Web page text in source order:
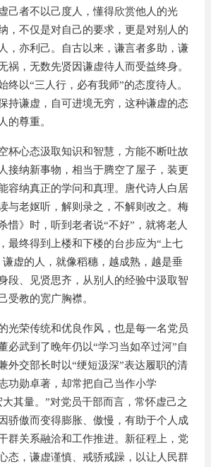
己者不以己度人，懂得欣赏他人的光
，不仅是对自己的要求，更是对别人的
，亦利己。自古以来，谦言者多助，谦
祸，无数先贤因谦虚待人而受益终身。
终以“三人行，必有我师”的态度待人。
持谦虚，自可进境无穷，这种谦虚的态
的尊重。
杯心态汲取知识和智慧，方能不断吐故
接纳新事物，相当于腾空了屋子，装更
容纳真正的学问和真理。唐代诗人白居
与老妪听，解则录之，不解则改之。梅
惜》时，听到老者说“不好”，就将老人
最终得到上楼和下楼的台步应为“上七
谦虚的人，就像稻穗，越成熟，越是垂
段、见贤思齐，从别人的经验中汲取智
受教的宽广胸襟。
光荣传统和优良作风，也是每一名党员
必武到了晚年仍以“学习当如卒过河”自
外交部长时以“绠短汲深”表达履职的清
功勋卓著，却常把自己当作小学
其量。”对党员干部而言，常怀虚己之
骄傲而变得膨胀、傲慢，有助于个人成
群关系融洽和工作推进。新征程上，党
态，谦虚谨慎、戒骄戒躁，以让人民群